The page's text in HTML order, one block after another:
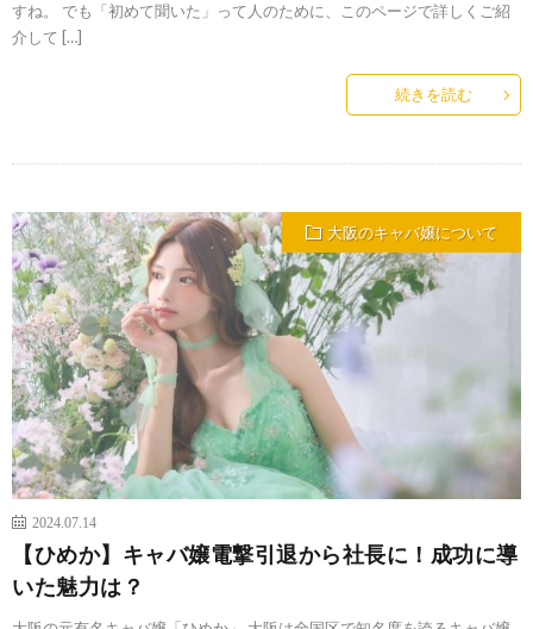
すね。 でも「初めて聞いた」って人のために、このページで詳しくご紹
介して […]
続きを読む
大阪のキャバ嬢について
2024.07.14
【ひめか】キャバ嬢電撃引退から社長に！成功に導
いた魅力は？